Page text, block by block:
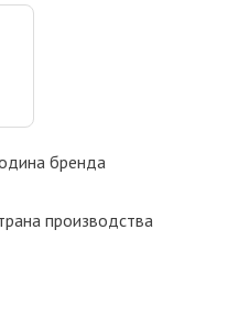
бренда
производства